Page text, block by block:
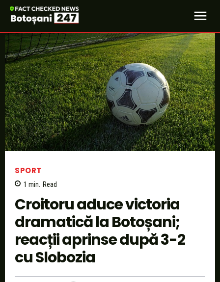
SPORT
1 min. Read
Croitoru aduce victoria
dramatică la Botoșani;
reacții aprinse după 3-2
cu Slobozia